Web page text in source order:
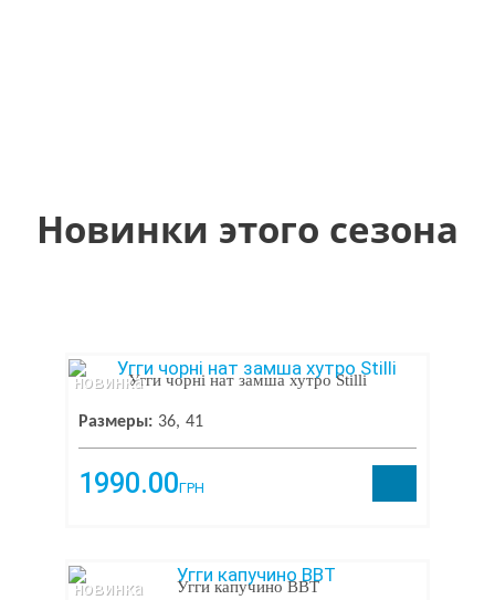
Новинки этого сезона
Угги чорні нат замша хутро Stilli
Размеры: 36 41
1990.00ГРН
новинка
Угги капучино ВВТ
новинка